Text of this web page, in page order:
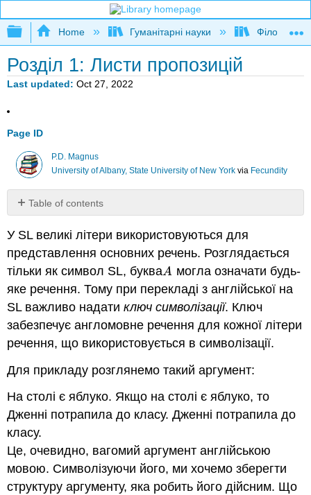
Expand/collapse global hierarchy
Home Гуманітарні науки Філософія
Розділ 1: Листи пропозицій
Last updated Oct 27, 2022
Page ID
P.D. Magnus
University of Albany, State University of New Yorkvia Fecundity
Table of contents
No
У SL великі літери використовуються для
представлення основних речень. Розглядається
тільки як символ SL, букваA
A могла означати будь-
яке речення. Тому при перекладі з англійської на
SL важливо надатиключ символізації. Ключ
забезпечує англомовне речення для кожної літери
речення, що використовується в символізації.
Для прикладу розглянемо такий аргумент:
На столі є яблуко. Якщо на столі є яблуко, то
Дженні потрапила до класу. Дженні потрапила до
класу.
Це, очевидно, вагомий аргумент англійською
мовою. Символізуючи його, ми хочемо зберегти
структуру аргументу, яка робить його дійсним. Що